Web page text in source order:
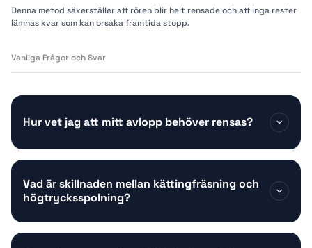
Denna metod säkerställer att rören blir helt rensade och att inga rester
lämnas kvar som kan orsaka framtida stopp.
Vanliga Frågor och Svar
Hur vet jag att mitt avlopp behöver rensas?
Vad är skillnaden mellan kättingfräsning och
högtrycksspolning?